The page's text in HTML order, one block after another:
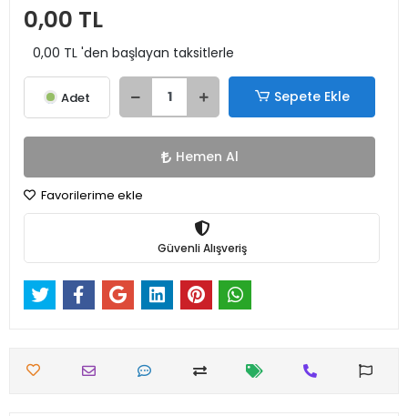
0,00 TL
0,00 TL 'den başlayan taksitlerle
Adet Sepete Ekle
Hemen Al
Favorilerime ekle
Güvenli Alışveriş